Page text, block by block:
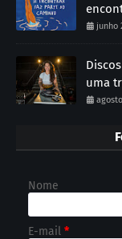
junho
uma
Nome
E-mail *